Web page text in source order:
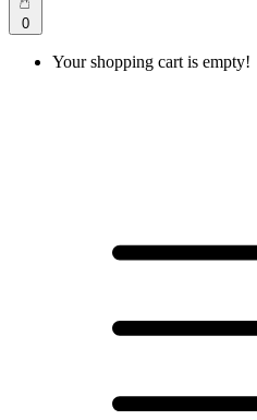
0
Your shopping cart is empty!